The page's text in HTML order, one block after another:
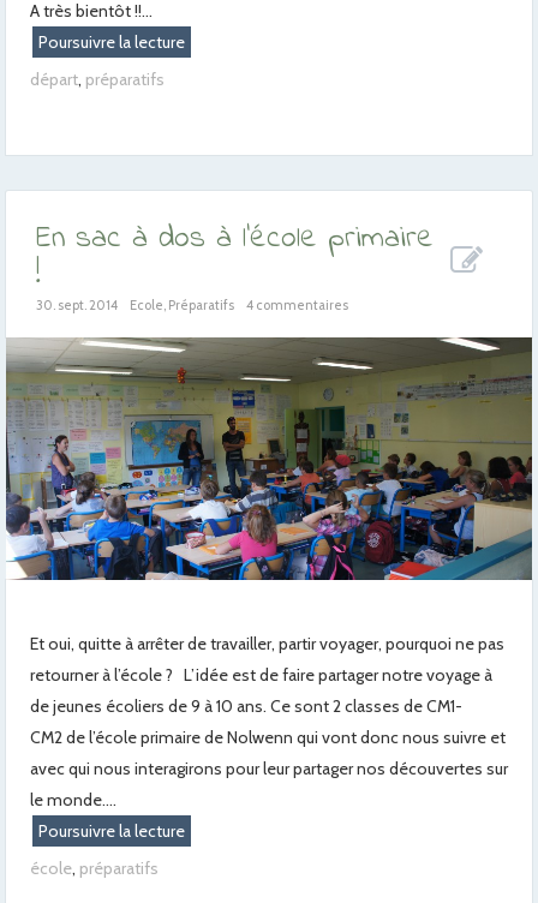
A très bientôt !!...
Poursuivre la lecture
départ, préparatifs
En sac à dos à l’école primaire
!
30. sept. 2014 Ecole, Préparatifs 4 commentaires
Et oui, quitte à arrêter de travailler, partir voyager, pourquoi ne pas
retourner à l’école ? L’idée est de faire partager notre voyage à
de jeunes écoliers de 9 à 10 ans. Ce sont 2 classes de CM1-
CM2 de l’école primaire de Nolwenn qui vont donc nous suivre et
avec qui nous interagirons pour leur partager nos découvertes sur
le monde....
Poursuivre la lecture
école, préparatifs